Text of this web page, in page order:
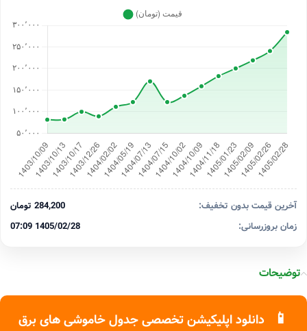
آخرین قیمت بدون تخفیف:
284,200 تومان
زمان بروزرسانی:
1405/02/28 07:09
توضیحات
📱
دانلود اپلیکیشن تخصصی جدول خاموشی های برق